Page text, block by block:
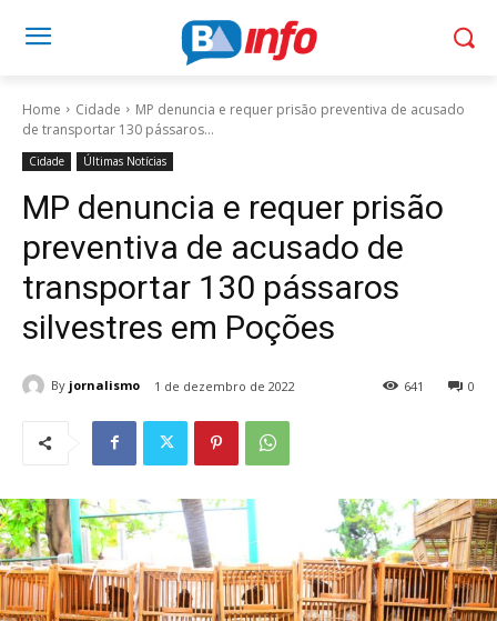
Home Cidade
MP denuncia e requer prisão preventiva de acusado
de transportar 130 pássaros...
Cidade Últimas Notícias
MP denuncia e requer prisão
preventiva de acusado de
transportar 130 pássaros
silvestres em Poções
By jornalismo 1 de dezembro de 2022 0
641